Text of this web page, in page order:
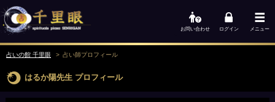
お問い合わせ ログイン メニュー
占いの館 千里眼 占い師プロフィール
はるか陽先生 プロフィール